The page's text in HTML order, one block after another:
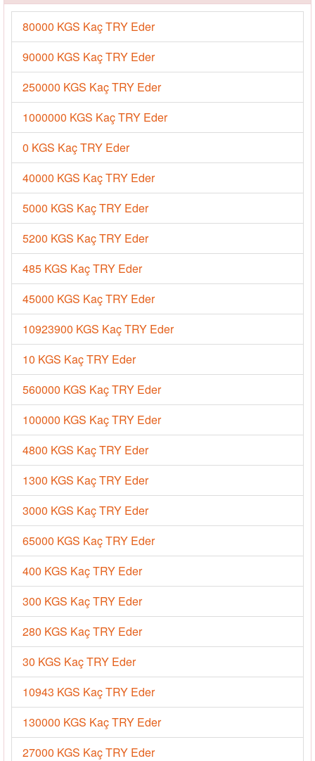
80000 KGS Kaç TRY Eder
90000 KGS Kaç TRY Eder
250000 KGS Kaç TRY Eder
1000000 KGS Kaç TRY Eder
0 KGS Kaç TRY Eder
40000 KGS Kaç TRY Eder
5000 KGS Kaç TRY Eder
5200 KGS Kaç TRY Eder
485 KGS Kaç TRY Eder
45000 KGS Kaç TRY Eder
10923900 KGS Kaç TRY Eder
10 KGS Kaç TRY Eder
560000 KGS Kaç TRY Eder
100000 KGS Kaç TRY Eder
4800 KGS Kaç TRY Eder
1300 KGS Kaç TRY Eder
3000 KGS Kaç TRY Eder
65000 KGS Kaç TRY Eder
400 KGS Kaç TRY Eder
300 KGS Kaç TRY Eder
280 KGS Kaç TRY Eder
30 KGS Kaç TRY Eder
10943 KGS Kaç TRY Eder
130000 KGS Kaç TRY Eder
27000 KGS Kaç TRY Eder